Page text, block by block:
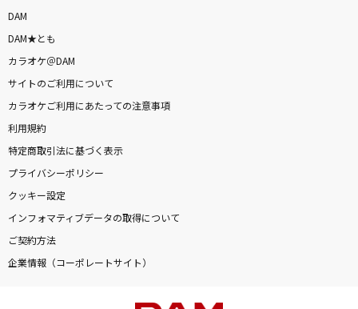
[生音]サウダージ
ポルノグラフィティ
[生音]ともに
WANIMA
新橋二丁目七番地
[生音]メロディー
DAM
DAM★とも
カラオケ＠DAM
サイトのご利用について
カラオケご利用にあたっての注意事項
利用規約
特定商取引法に基づく表示
プライバシーポリシー
クッキー設定
インフォマティブデータの取得について
ご契約方法
企業情報（コーポレートサイト）